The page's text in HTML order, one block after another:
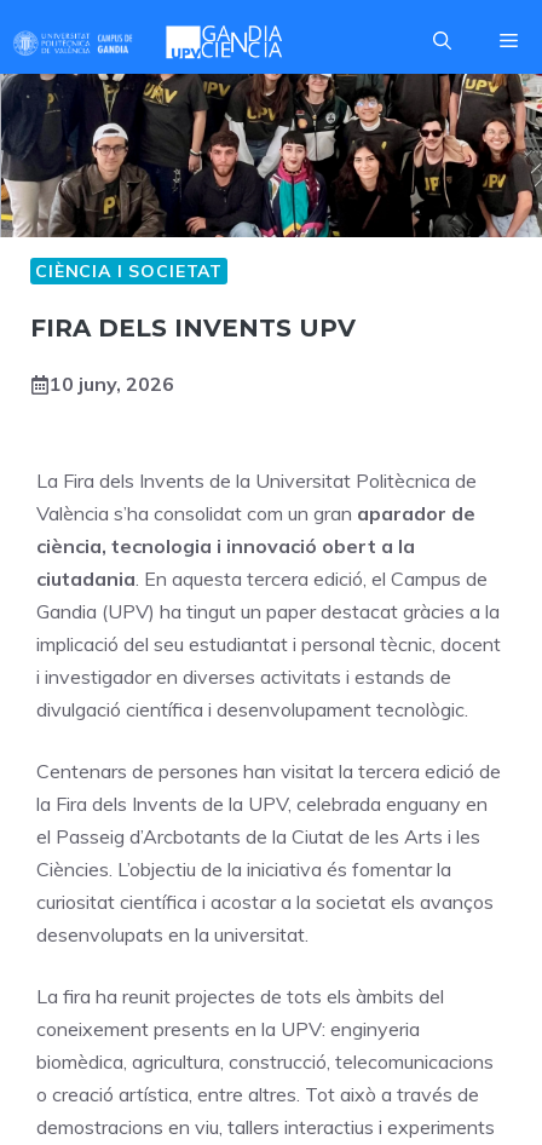
to
content
CIÈNCIA I SOCIETAT
FIRA DELS INVENTS UPV
10 juny, 2026
La Fira dels Invents de la Universitat Politècnica de
València s’ha consolidat com un gran aparador de
ciència, tecnologia i innovació obert a la
ciutadania . En aquesta tercera edició, el Campus de
Gandia (UPV) ha tingut un paper destacat gràcies a la
implicació del seu estudiantat i personal tècnic, docent
i investigador en diverses activitats i estands de
divulgació científica i desenvolupament tecnològic.
Centenars de persones han visitat la tercera edició de
la Fira dels Invents de la UPV, celebrada enguany en
el Passeig d’Arcbotants de la Ciutat de les Arts i les
Ciències. L’objectiu de la iniciativa és fomentar la
curiositat científica i acostar a la societat els avanços
desenvolupats en la universitat.
La fira ha reunit projectes de tots els àmbits del
coneixement presents en la UPV: enginyeria
biomèdica, agricultura, construcció, telecomunicacions
o creació artística, entre altres. Tot això a través de
demostracions en viu, tallers interactius i experiments